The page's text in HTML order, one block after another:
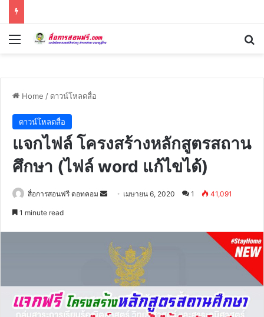
Menu
Home / ดาวน์โหลดสื่อ
ดาวน์โหลดสื่อ
แจกไฟล์ โครงสร้างหลักสูตรสถาน
ศึกษา (ไฟล์ word แก้ไขได้)
สื่อการสอนฟรี ดอทคอม
Send เมษายน 6, 2020 1 41,091
1 minute read